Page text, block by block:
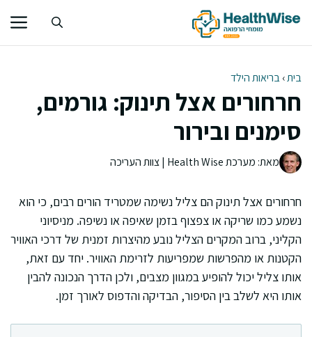
לתוכן
בית›בריאות הילד
חרחורים אצל תינוק: גורמים,
סימנים ובירור
מאת: מערכת Health Wise | צוות העריכה
חרחורים אצל תינוק הם צליל נשימה שמטריד הורים רבים, כי הוא
נשמע כמו שריקה או צפצוף בזמן שאיפה או נשיפה. מניסיוני
הקליני, ברוב המקרים הצליל נובע מהיצרות זמנית של דרכי האוויר
הקטנות או מהפרשות שמפריעות לזרימת האוויר. יחד עם זאת,
אותו צליל יכול להופיע במגוון מצבים, ולכן הדרך הנכונה להבין
אותו היא לשלב בין הסיפור, הבדיקה והדפוס לאורך זמן.